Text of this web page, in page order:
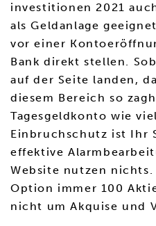
investitionen 2021
als Geldanlage
vor einer
Bank direkt stellen.
auf der Seite landen,
diesem Bereich so
Tagesgeldkonto wie
Einbruchschutz ist Ihr
effektive
Website nutzen
Option immer 100
nicht um Akquise und